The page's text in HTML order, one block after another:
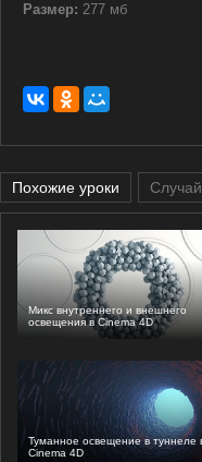
Размер: 277 мб
Похожие уроки
Микс внутреннего и внешнего
освещения в Cinema 4D
Туманное освещение в туннеле
Cinema 4D